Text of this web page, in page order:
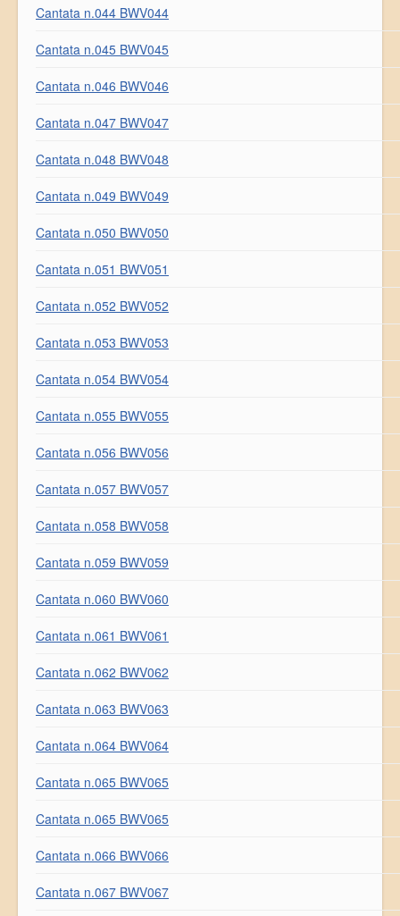
Cantata n.044 BWV044
Cantata n.045 BWV045
Cantata n.046 BWV046
Cantata n.047 BWV047
Cantata n.048 BWV048
Cantata n.049 BWV049
Cantata n.050 BWV050
Cantata n.051 BWV051
Cantata n.052 BWV052
Cantata n.053 BWV053
Cantata n.054 BWV054
Cantata n.055 BWV055
Cantata n.056 BWV056
Cantata n.057 BWV057
Cantata n.058 BWV058
Cantata n.059 BWV059
Cantata n.060 BWV060
Cantata n.061 BWV061
Cantata n.062 BWV062
Cantata n.063 BWV063
Cantata n.064 BWV064
Cantata n.065 BWV065
Cantata n.065 BWV065
Cantata n.066 BWV066
Cantata n.067 BWV067